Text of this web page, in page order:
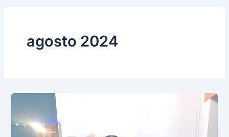
agosto 2024